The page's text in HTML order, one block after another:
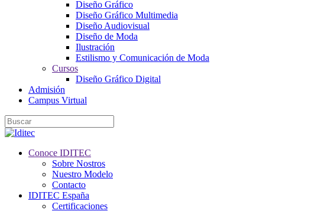
Diseño Gráfico
Diseño Gráfico Multimedia
Diseño Audiovisual
Diseño de Moda
Ilustración
Estilismo y Comunicación de Moda
Cursos
Diseño Gráfico Digital
Admisión
Campus Virtual
Conoce IDITEC
Sobre Nostros
Nuestro Modelo
Contacto
IDITEC España
Certificaciones